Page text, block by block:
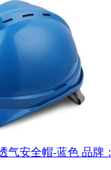
气安全帽-蓝色 品牌：